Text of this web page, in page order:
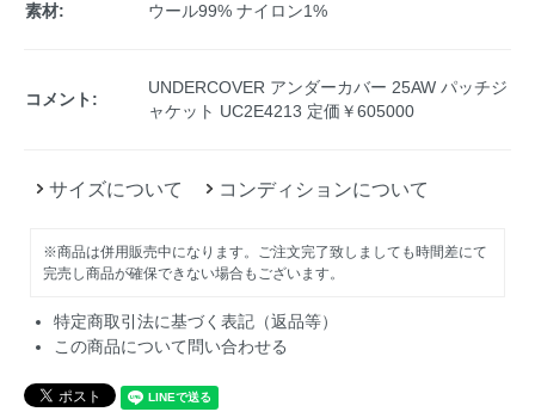
素材: ウール99% ナイロン1%
コメント:
UNDERCOVER アンダーカバー 25AW パッチジ
ャケット UC2E4213 定価￥605000
サイズについて コンディションについて
※商品は併用販売中になります。ご注文完了致しましても時間差にて
完売し商品が確保できない場合もございます。
特定商取引法に基づく表記（返品等）
この商品について問い合わせる